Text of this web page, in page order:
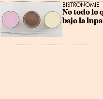
BISTRONOMIE
No todo lo
bajo la lupa